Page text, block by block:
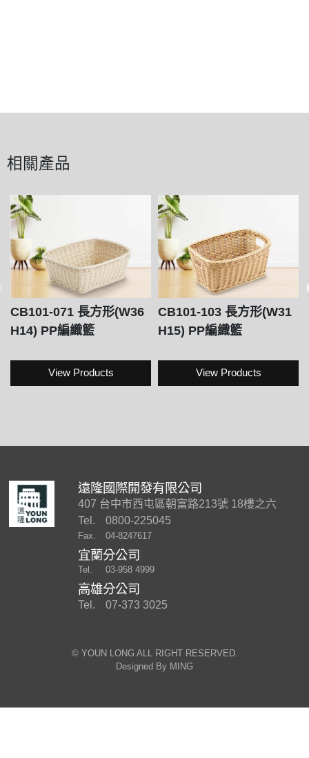
相關產品
CB101-071 長方形(W36
H14) PP編織籃
View Products
CB101-103 長方形(W31
H15) PP編織籃
View Products
遠隆國際開發有限公司
407 台中市西屯區朝富路213號 18樓之六
Tel.
0800-225045
Fax. 04-8247617
宜蘭分公司
Tel. 03-958 4999
高雄分公司
Tel. 07-373 3025
©︎ YOUN LONG ALL RIGHT RESERVED.
Designed By MING